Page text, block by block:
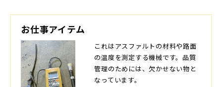
お仕事アイテム
これはアスファルトの材料や路面
の温度を測定する機械です。品質
管理のためには、欠かせない物と
なっています。